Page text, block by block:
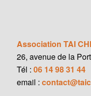
Association TAI
26, avenue de la
Tél : 06 14 98 31 44
email :